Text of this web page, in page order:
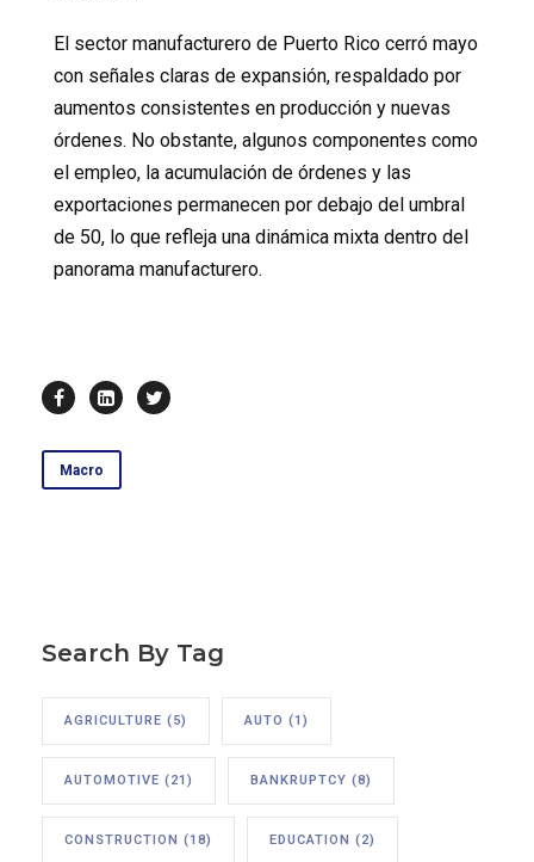
El sector manufacturero de Puerto Rico cerró mayo
con señales claras de expansión, respaldado por
aumentos consistentes en producción y nuevas
órdenes. No obstante, algunos componentes como
el empleo, la acumulación de órdenes y las
exportaciones permanecen por debajo del umbral
de 50, lo que refleja una dinámica mixta dentro del
panorama manufacturero.
Macro
Search By Tag
AGRICULTURE (5) AUTO (1)
AUTOMOTIVE (21) BANKRUPTCY (8)
CONSTRUCTION (18) EDUCATION (2)